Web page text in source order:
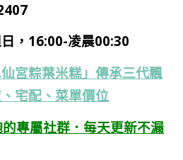
，16:00-凌晨00:30
宮粽葉米糕」傳承三代飄
宅配、菜單價位
專屬社群．每天更新不漏